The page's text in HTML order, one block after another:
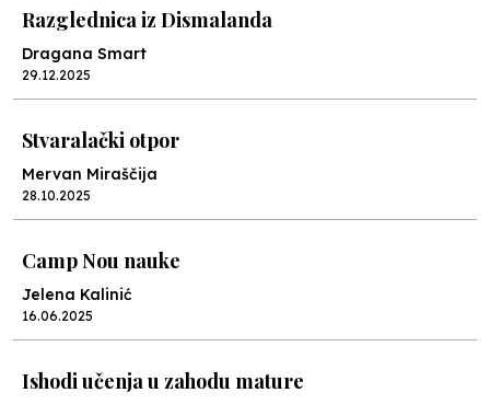
Razglednica iz Dismalanda
Dragana Smart
29.12.2025
Stvaralački otpor
Mervan Miraščija
28.10.2025
Camp Nou nauke
Jelena Kalinić
16.06.2025
Ishodi učenja u zahodu mature